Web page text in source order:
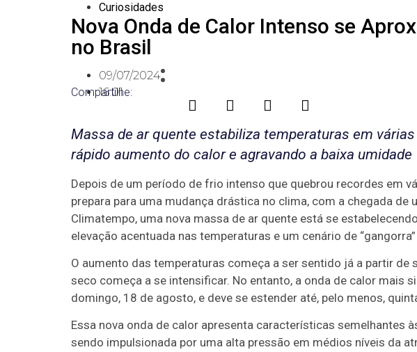
Curiosidades
Nova Onda de Calor Intenso se
no Brasil
09/07/2024
16:01
Compartilhe:
Massa de ar quente estabiliza temperaturas em
rápido aumento do calor e agravando a baixa umidade
Depois de um período de frio intenso que quebrou recordes em
prepara para uma mudança drástica no clima, com a chegada de
Climatempo, uma nova massa de ar quente está se
elevação acentuada nas temperaturas e um cenário de
O aumento das temperaturas começa a ser sentido já a partir de
seco começa a se intensificar. No entanto, a onda de calor mais
domingo, 18 de agosto, e deve se estender até, pelo menos,
Essa nova onda de calor apresenta características semelhantes
sendo impulsionada por uma alta pressão em médios níveis da